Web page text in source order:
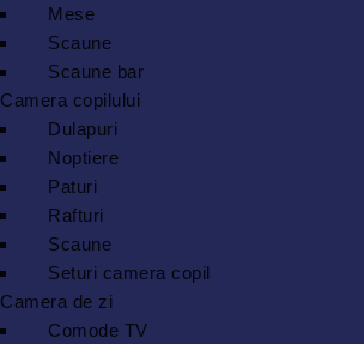
Mese
Scaune
Scaune bar
Camera copilului
Dulapuri
Noptiere
Paturi
Rafturi
Scaune
Seturi camera copil
Camera de zi
Comode TV